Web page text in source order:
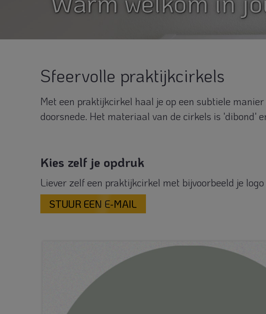
Sfeervolle praktijkcirkels
Met een praktijkcirkel haal je op een subtiele
doorsnede. Het materiaal van de cirkels is 'dibond'
Kies zelf je opdruk
Liever zelf een praktijkcirkel met bijvoorbeeld je
STUUR EEN E-MAIL